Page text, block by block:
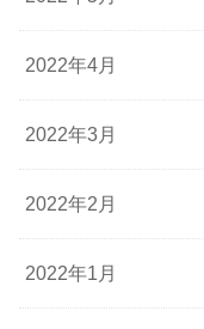
2022年4月
2022年3月
2022年2月
2022年1月